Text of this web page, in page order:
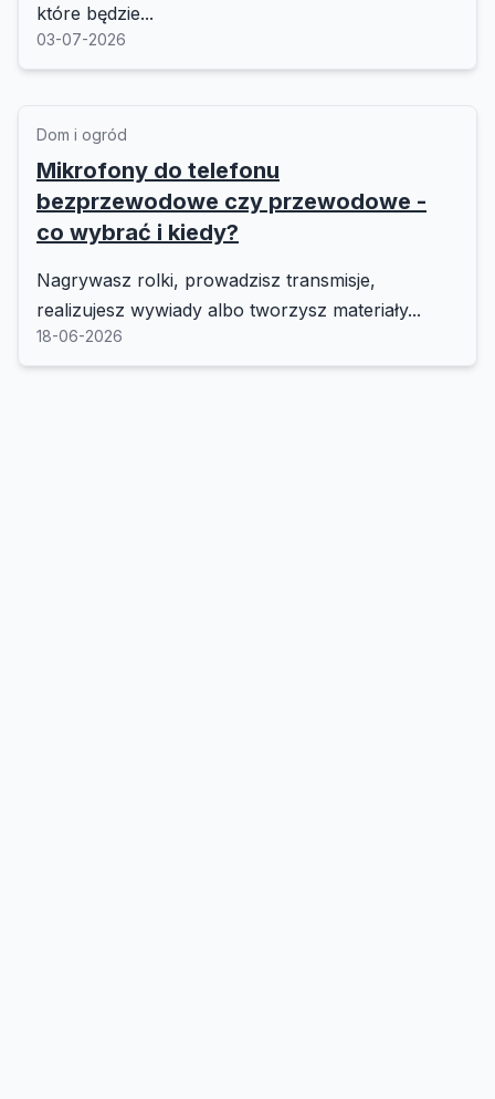
które będzie...
03-07-2026
Dom i ogród
Mikrofony do telefonu
bezprzewodowe czy przewodowe -
co wybrać i kiedy?
Nagrywasz rolki, prowadzisz transmisje,
realizujesz wywiady albo tworzysz materiały...
18-06-2026